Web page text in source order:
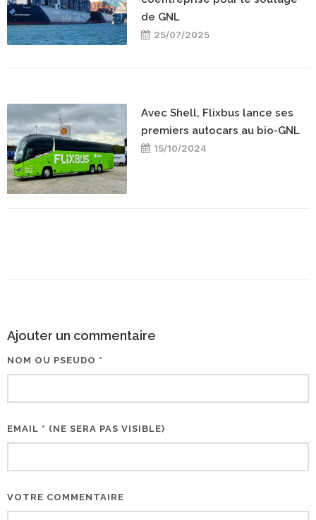
de GNL
25/07/2025
Avec Shell, Flixbus lance ses
premiers autocars au bio-GNL
15/10/2024
Ajouter un commentaire
NOM OU PSEUDO *
EMAIL * (NE SERA PAS VISIBLE)
VOTRE COMMENTAIRE